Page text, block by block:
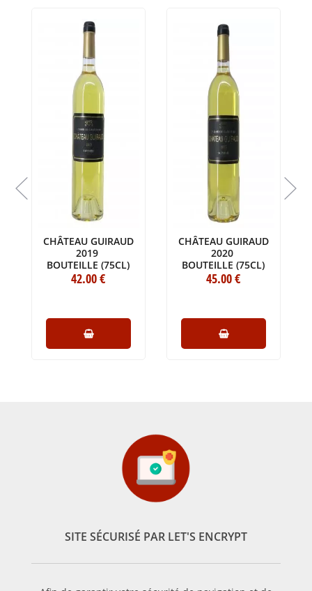
CHÂTEAU GUIRAUD
2019
BOUTEILLE (75CL)
42.00€
CHÂTEAU GUIRAUD
2020
BOUTEILLE (75CL)
45.00€
SITE SÉCURISÉ PAR LET'S ENCRYPT